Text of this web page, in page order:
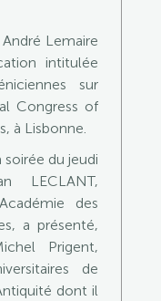
Lemaire
intitulée
sur
Congress of
à Lisbonne.
soirée du jeudi
LECLANT,
des
a présenté,
Prigent,
de
dont il